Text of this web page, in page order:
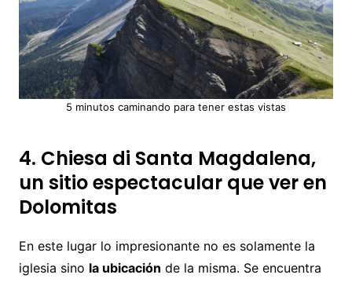
5 minutos caminando para tener estas vistas
4. Chiesa di Santa Magdalena,
un sitio espectacular que ver en
Dolomitas
En este lugar lo impresionante no es solamente la
iglesia sino la ubicación de la misma. Se encuentra